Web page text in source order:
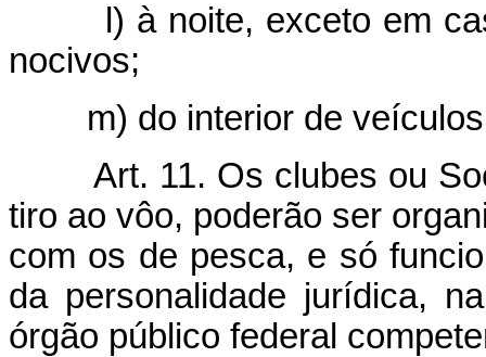
l) à noite, exceto em
nocivos;
m) do interior de
Art. 11. Os clubes ou
tiro ao vôo, poderão ser
com os de pesca, e só
da personalidade jurídica,
órgão público federal